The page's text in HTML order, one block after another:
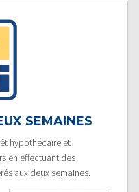
SEMAINES
hypothécaire et
en effectuant des
aux deux semaines.